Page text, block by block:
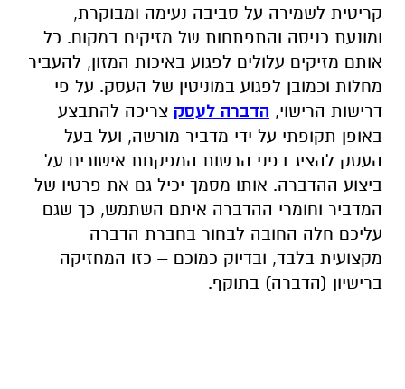
קריטית לשמירה על סביבה נעימה ומבוקרת,
ומונעת כניסה והתפתחות של מזיקים במקום. כל
אותם מזיקים עלולים לפגוע באיכות המזון, להעביר
מחלות וכמובן לפגוע במוניטין של העסק. על פי
דרישות הרישוי, הדברה לעסק צריכה להתבצע
באופן תקופתי על ידי מדביר מורשה, ועל בעל
העסק להציג בפני הרשות המפקחת אישורים על
ביצוע ההדברה. אותו מסמך יכיל גם את פרטיו של
המדביר וחומרי ההדברה איתם השתמש, כך שגם
עליכם חלה החובה לבחור בחברת הדברה
מקצועית בלבד, ובדיוק כמוכם – כזו המחזיקה
ברישיון (הדברה) בתוקף.